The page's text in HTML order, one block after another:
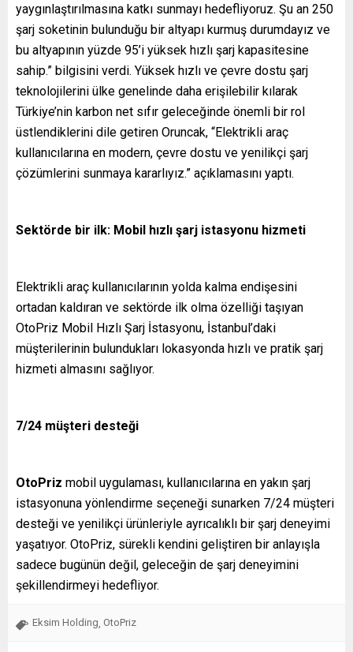
yaygınlaştırılmasına katkı sunmayı hedefliyoruz. Şu an 250
şarj soketinin bulunduğu bir altyapı kurmuş durumdayız ve
bu altyapının yüzde 95’i yüksek hızlı şarj kapasitesine
sahip.” bilgisini verdi. Yüksek hızlı ve çevre dostu şarj
teknolojilerini ülke genelinde daha erişilebilir kılarak
Türkiye’nin karbon net sıfır geleceğinde önemli bir rol
üstlendiklerini dile getiren Oruncak, “Elektrikli araç
kullanıcılarına en modern, çevre dostu ve yenilikçi şarj
çözümlerini sunmaya kararlıyız.” açıklamasını yaptı.
Sektörde bir ilk: Mobil hızlı şarj istasyonu hizmeti
Elektrikli araç kullanıcılarının yolda kalma endişesini
ortadan kaldıran ve sektörde ilk olma özelliği taşıyan
OtoPriz Mobil Hızlı Şarj İstasyonu, İstanbul’daki
müşterilerinin bulundukları lokasyonda hızlı ve pratik şarj
hizmeti almasını sağlıyor.
7/24 müşteri desteği
OtoPriz mobil uygulaması, kullanıcılarına en yakın şarj
istasyonuna yönlendirme seçeneği sunarken 7/24 müşteri
desteği ve yenilikçi ürünleriyle ayrıcalıklı bir şarj deneyimi
yaşatıyor. OtoPriz, sürekli kendini geliştiren bir anlayışla
sadece bugünün değil, geleceğin de şarj deneyimini
şekillendirmeyi hedefliyor.
Eksim Holding, OtoPriz